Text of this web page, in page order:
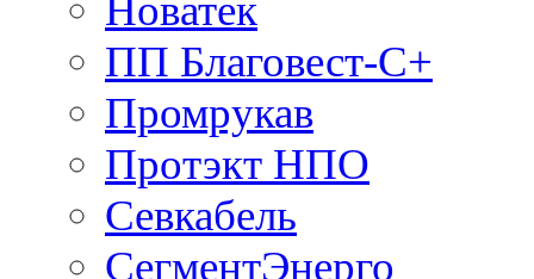
Новатек
ПП Благовест-С+
Промрукав
Протэкт НПО
Севкабель
СегментЭнерго